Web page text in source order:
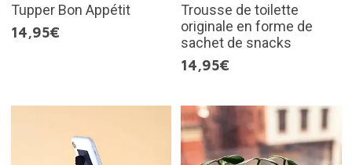
Tupper Bon Appétit
14,95€
Trousse de toilette
originale en forme de
sachet de snacks
14,95€